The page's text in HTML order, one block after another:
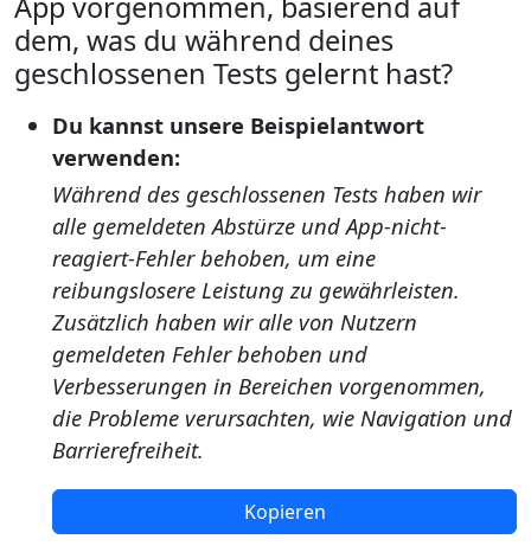
dem, was du während deines
geschlossenen Tests gelernt hast?
Du kannst unsere Beispielantwort
verwenden:
Während des geschlossenen Tests haben wir
alle gemeldeten Abstürze und App-nicht-
reagiert-Fehler behoben, um eine
reibungslosere Leistung zu gewährleisten.
Zusätzlich haben wir alle von Nutzern
gemeldeten Fehler behoben und
Verbesserungen in Bereichen vorgenommen,
die Probleme verursachten, wie Navigation und
Barrierefreiheit.
Kopieren